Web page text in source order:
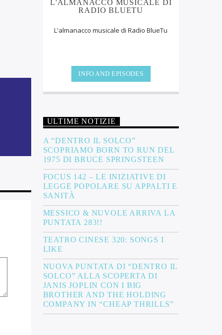
L'ALMANACCO MUSICALE DI
RADIO BLUETU
L'almanacco musicale di Radio BlueTu
INFO AND EPISODES
ULTIME NOTIZIE
A “DENTRO IL SOLCO”
SCOPRIAMO BORN TO RUN DEL
1975 DI BRUCE SPRINGSTEEN
FOCUS 142 – LE INIZIATIVE DI
LEGGE POPOLARE SU APPALTI E
SANITÀ
MESSICO & NUVOLE ARRIVA LA
PUNTATA 283!!
TEATRO CINESE 320: SONGS I
LIKE
NUOVA PUNTATA DI “DENTRO IL
SOLCO” ALLA SCOPERTA DI
JANIS JOPLIN CON I BIG
BROTHER AND THE HOLDING
COMPANY IN “CHEAP THRILLS”